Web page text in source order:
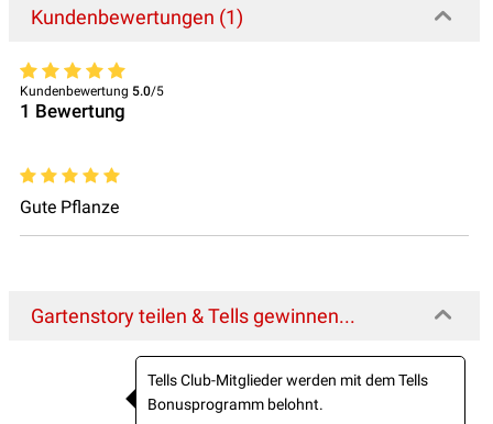
Kundenbewertungen (1)
Kundenbewertung 5.0/5
1 Bewertung
Gute Pflanze
Gartenstory teilen & Tells gewinnen...
Tells Club-Mitglieder werden mit dem Tells
Bonusprogramm belohnt.